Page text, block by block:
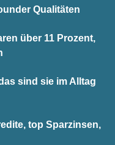
Qualitäten
über 11 Prozent,
sind sie im Alltag
top Sparzinsen,